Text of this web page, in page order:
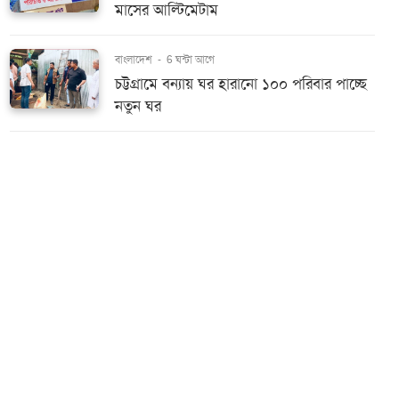
মাসের আল্টিমেটাম
বাংলাদেশ - 6 ঘন্টা আগে
চট্টগ্রামে বন্যায় ঘর হারানো ১০০ পরিবার পাচ্ছে
নতুন ঘর